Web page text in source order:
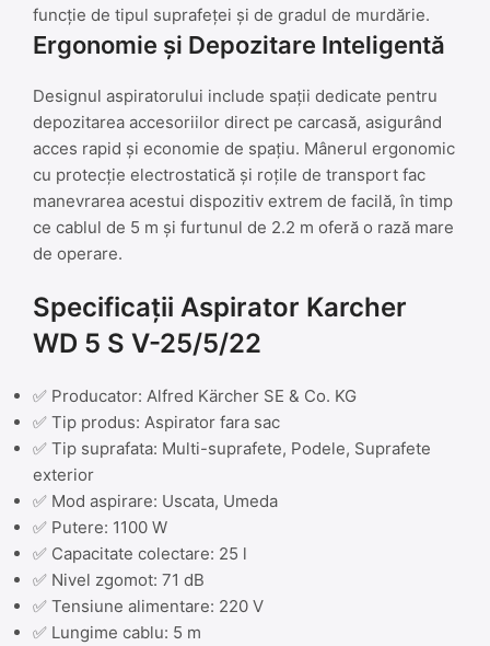
funcție de tipul suprafeței și de gradul de murdărie.
Ergonomie și Depozitare Inteligentă
Designul aspiratorului include spații dedicate pentru
depozitarea accesoriilor direct pe carcasă, asigurând
acces rapid și economie de spațiu. Mânerul ergonomic
cu protecție electrostatică și roțile de transport fac
manevrarea acestui dispozitiv extrem de facilă, în timp
ce cablul de 5 m și furtunul de 2.2 m oferă o rază mare
de operare.
Specificații Aspirator Karcher
WD 5 S V-25/5/22
✅ Producator: Alfred Kärcher SE & Co. KG
✅ Tip produs: Aspirator fara sac
✅ Tip suprafata: Multi-suprafete, Podele, Suprafete
exterior
✅ Mod aspirare: Uscata, Umeda
✅ Putere: 1100 W
✅ Capacitate colectare: 25 l
✅ Nivel zgomot: 71 dB
✅ Tensiune alimentare: 220 V
✅ Lungime cablu: 5 m